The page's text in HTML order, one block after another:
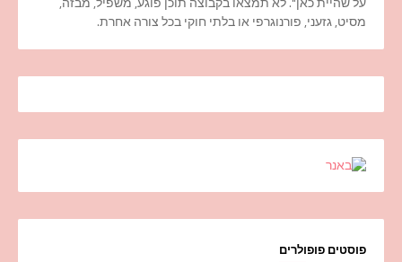
מסיט, גזעני, פורנוגרפי או בלתי חוקי בכל צורה אחרת.
פוסטים פופולרים